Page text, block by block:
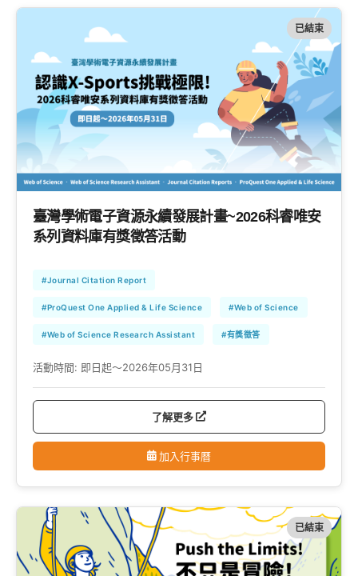
已結束
臺灣學術電子資源永續發展計畫~2026科睿唯安
系列資料庫有獎徵答活動
#Journal Citation Report
#ProQuest One Applied & Life Science #Web of Science
#Web of Science Research Assistant #有獎徵答
活動時間: 即日起～2026年05月31日
了解更多
加入行事曆
已結束